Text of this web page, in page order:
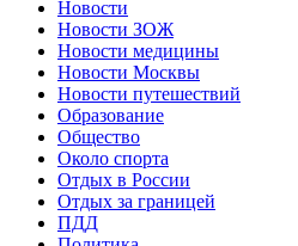
Новости
Новости ЗОЖ
Новости медицины
Новости Москвы
Новости путешествий
Образование
Общество
Около спорта
Отдых в России
Отдых за границей
ПДД